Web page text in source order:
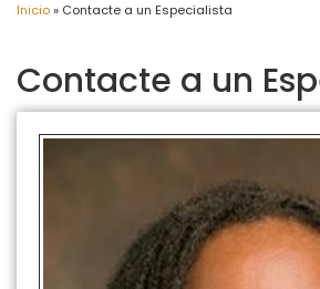
Inicio» Contacte a un Especialista
Contacte a un